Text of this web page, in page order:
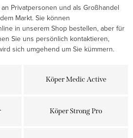
Privatpersonen und als Großhandel
Markt. Sie können
in unserem Shop bestellen, aber für
Sie uns persönlich kontaktieren,
sich umgehend um Sie kümmern.
Köper Medic Active
Köper Strong Pro